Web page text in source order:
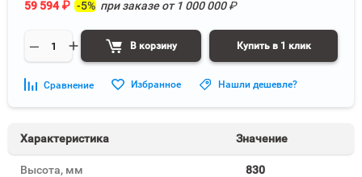
59 594₽ -5% при заказе от 1 000 000₽
В корзину Купить в 1 клик
Сравнение Избранное Нашли дешевле?
Характеристика Значение
Высота, мм 830